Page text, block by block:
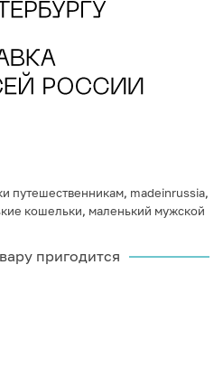
путешественникам, madeinrussia,
кошельки, маленький мужской
пригодится